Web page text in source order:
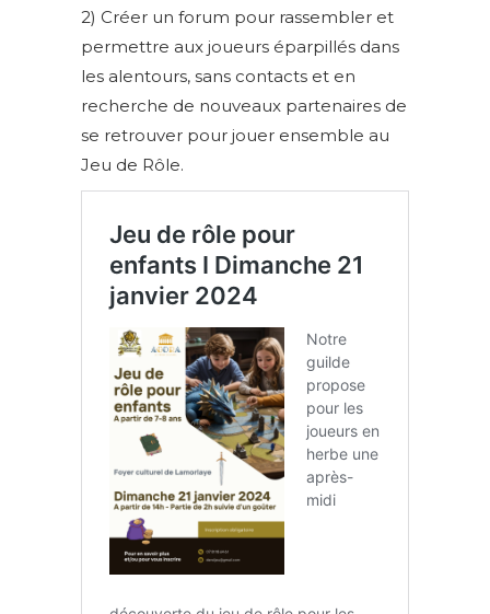
2) Créer un forum pour rassembler et
permettre aux joueurs éparpillés dans
les alentours, sans contacts et en
recherche de nouveaux partenaires de
se retrouver pour jouer ensemble au
Jeu de Rôle.